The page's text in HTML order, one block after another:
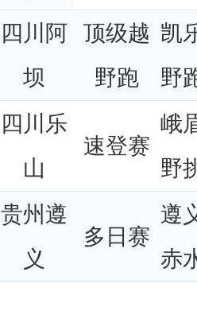
四川阿
坝
顶级越
野跑
凯
野
四川乐
山
速登赛
峨
野
贵州遵
义
多日赛
遵
赤